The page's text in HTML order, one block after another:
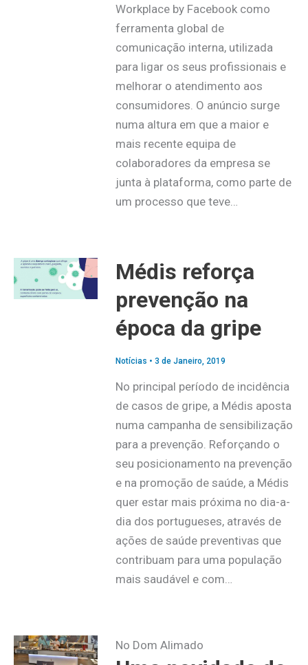
Workplace by Facebook como
ferramenta global de
comunicação interna, utilizada
para ligar os seus profissionais e
melhorar o atendimento aos
consumidores. O anúncio surge
numa altura em que a maior e
mais recente equipa de
colaboradores da empresa se
junta à plataforma, como parte de
um processo que teve…
Médis reforça
prevenção na
época da gripe
Notícias • 3 de Janeiro, 2019
No principal período de incidência
de casos de gripe, a Médis aposta
numa campanha de sensibilização
para a prevenção. Reforçando o
seu posicionamento na prevenção
e na promoção de saúde, a Médis
quer estar mais próxima no dia-a-
dia dos portugueses, através de
ações de saúde preventivas que
contribuam para uma população
mais saudável e com…
No Dom Alimado